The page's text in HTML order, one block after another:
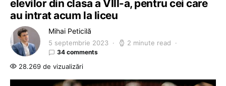
elevilor din clasa a VIII-a, pentru cei care
au intrat acum la liceu
Mihai Peticilă
5 septembrie 2023 2 minute read
34 comments
28.269 de vizualizări